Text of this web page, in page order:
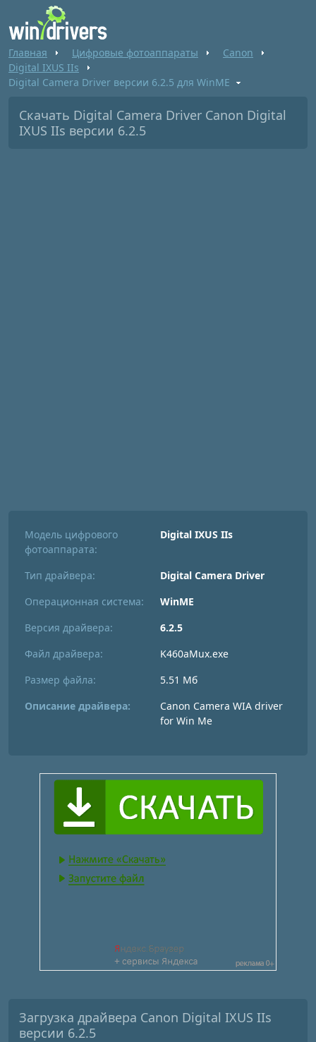
Главная Цифровые фотоаппараты
Canon
Digital IXUS IIs
Digital Camera Driver версии 6.2.5 для WinME
Скачать Digital Camera Driver Canon Digital
IXUS IIs версии 6.2.5
Модель цифрового
фотоаппарата:
Digital IXUS IIs
Тип драйвера:
Digital Camera Driver
Операционная система:
WinME
Версия драйвера:
6.2.5
Файл драйвера:
K460aMux.exe
Размер файла:
5.51 Мб
Описание драйвера:
Canon Camera WIA driver
for Win Me
Загрузка драйвера Canon Digital IXUS IIs
версии 6.2.5